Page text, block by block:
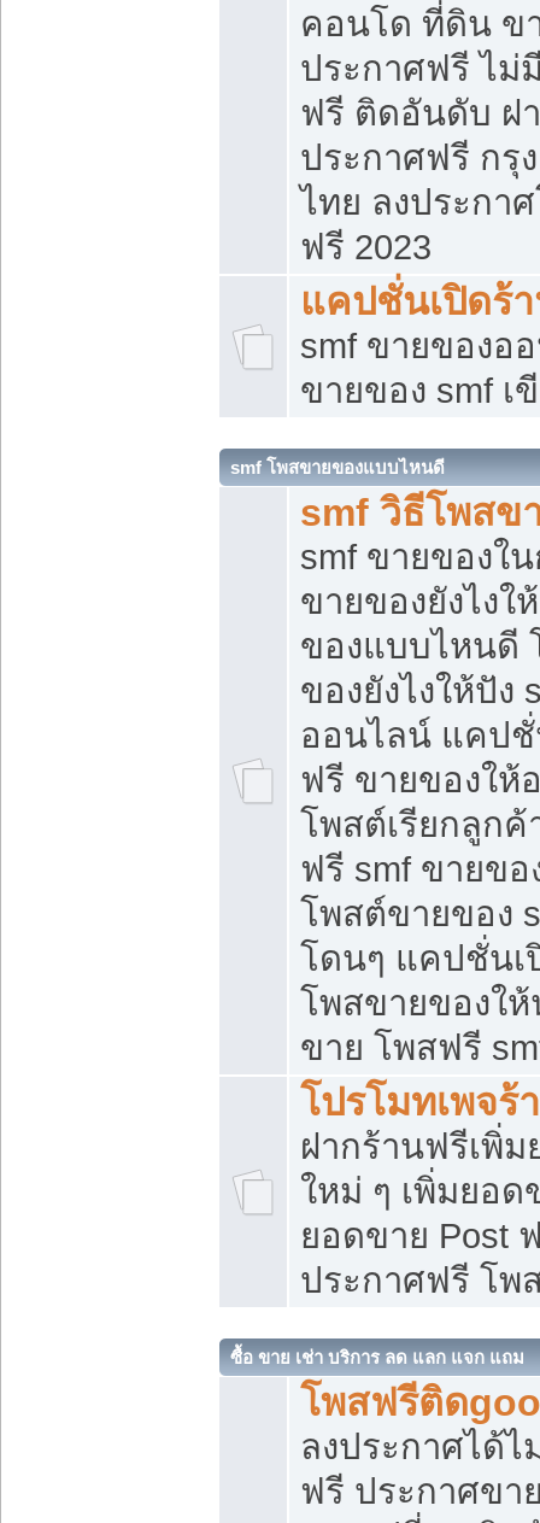
คอนโด ที่ดิน ข
ประกาศฟรี ไม่
ฟรี ติดอันดับ ฝ
ประกาศฟรี กรุ
ไทย ลงประกา
ฟรี 2023
แคปชั่นเปิดร้
smf ขายของอ
ขายของ smf เ
smf โพสขายของแบบไหนดี
smf วิธีโพสข
smf ขายของใ
ขายของยังไง
ของแบบไหนดี
ของยังไงให้ปั
ออนไลน์ แคป
ฟรี ขายของให้
โพสต์เรียกลูกค้
ฟรี smf ขายขอ
โพสต์ขายของ
โดนๆ แคปชั่นเ
โพสขายของใ
ขาย โพสฟรี
โปรโมทเพจร้
ฝากร้านฟรีเพิ่
ใหม่ ๆ เพิ่มยอด
ยอดขาย Post
ประกาศฟรี โพ
ซื้อ ขาย เช่า บริการ ลด แลก แจก แถม
โพสฟรีติด
ลงประกาศได้
ฟรี ประกาศข